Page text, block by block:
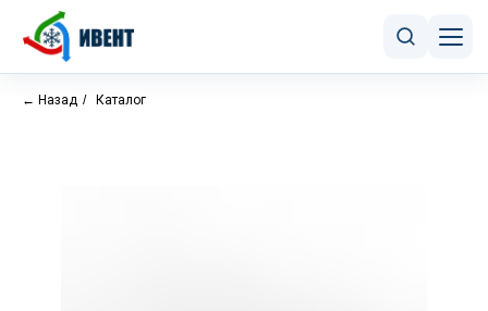
← Назад / Каталог